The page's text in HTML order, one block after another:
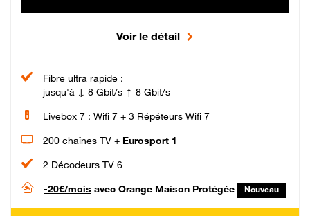
Voir le détail
Fibre ultra rapide :
jusqu'à ↓ 8 Gbit/s ↑ 8 Gbit/s
Livebox 7 : Wifi 7 + 3 Répéteurs Wifi 7
200 chaînes TV + Eurosport 1
2 Décodeurs TV 6
-20€/mois avec Orange Maison Protégée Nouveau